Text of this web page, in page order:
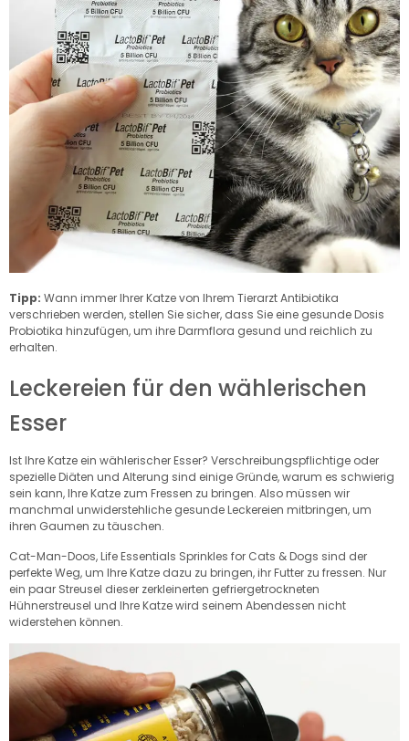
Tipp: Wann immer Ihrer Katze von Ihrem Tierarzt Antibiotika
verschrieben werden, stellen Sie sicher, dass Sie eine gesunde Dosis
Probiotika hinzufügen, um ihre Darmflora gesund und reichlich zu
erhalten.
Leckereien für den wählerischen
Esser
Ist Ihre Katze ein wählerischer Esser? Verschreibungspflichtige oder
spezielle Diäten und Alterung sind einige Gründe, warum es schwierig
sein kann, Ihre Katze zum Fressen zu bringen. Also müssen wir
manchmal unwiderstehliche gesunde Leckereien mitbringen, um
ihren Gaumen zu täuschen.
Cat-Man-Doos, Life Essentials Sprinkles for Cats & Dogs sind der
perfekte Weg, um Ihre Katze dazu zu bringen, ihr Futter zu fressen. Nur
ein paar Streusel dieser zerkleinerten gefriergetrockneten
Hühnerstreusel und Ihre Katze wird seinem Abendessen nicht
widerstehen können.